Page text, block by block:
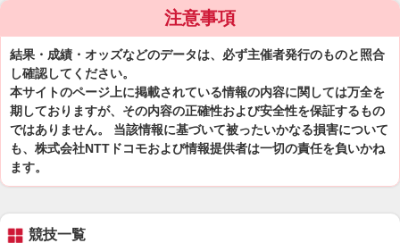
注意事項
結果・成績・オッズなどのデータは、必ず主催者発行のものと照合
し確認してください。
本サイトのページ上に掲載されている情報の内容に関しては万全を
期しておりますが、その内容の正確性および安全性を保証するもの
ではありません。 当該情報に基づいて被ったいかなる損害について
も、株式会社NTTドコモおよび情報提供者は一切の責任を負いかね
ます。
競技一覧